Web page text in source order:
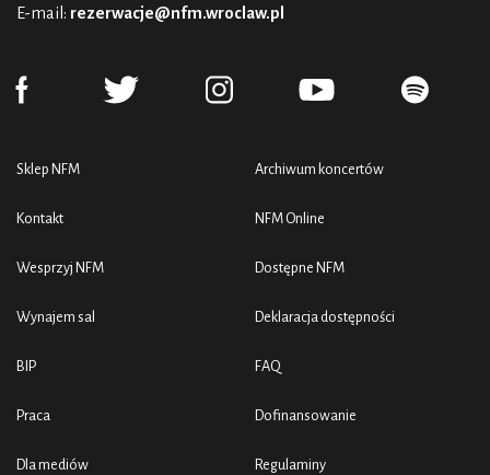
E-mail: rezerwacje@nfm.wroclaw.pl
Sklep NFM
Kontakt
Wesprzyj NFM
Wynajem sal
BIP
Praca
Dla mediów
Archiwum koncertów
NFM Online
Dostępne NFM
Deklaracja dostępności
FAQ
Dofinansowanie
Regulaminy